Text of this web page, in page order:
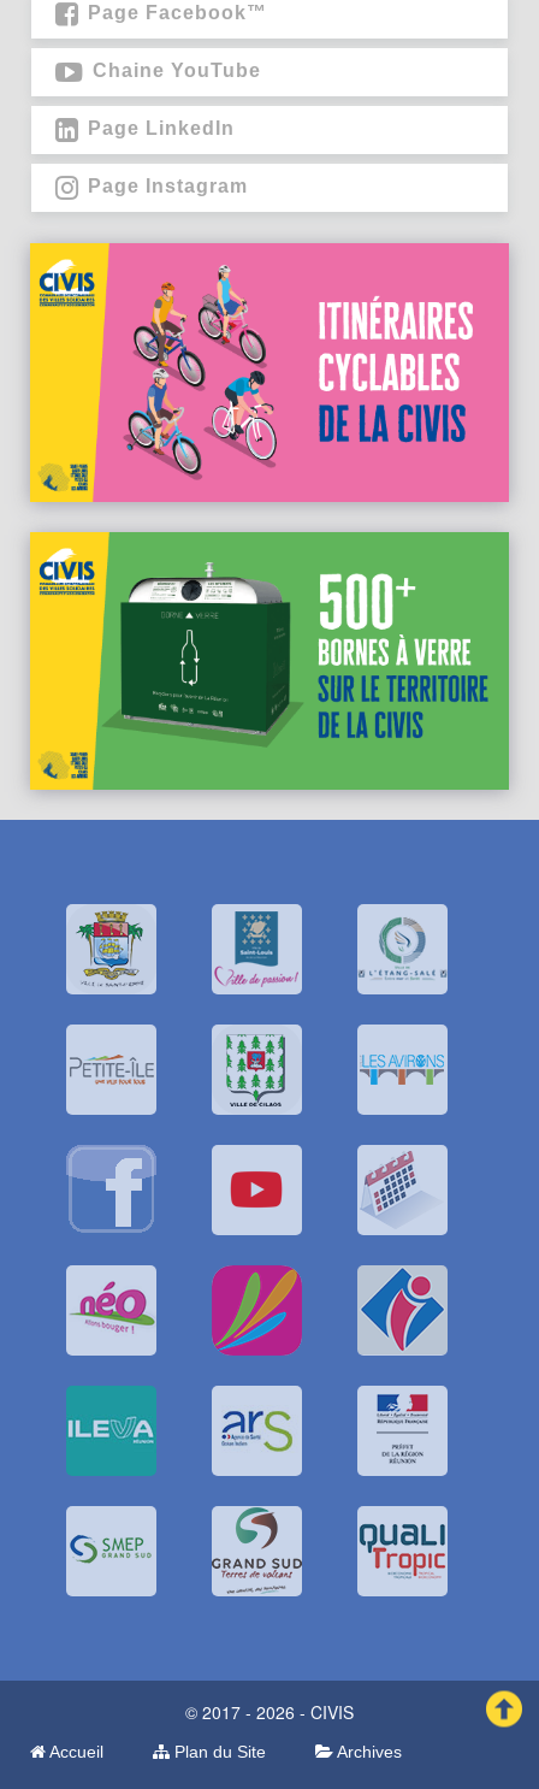
Page Facebook™
Chaine YouTube
Page LinkedIn
Page Instagram
© 2017 - 2026 - CIVIS
Accueil Plan du Site Archives